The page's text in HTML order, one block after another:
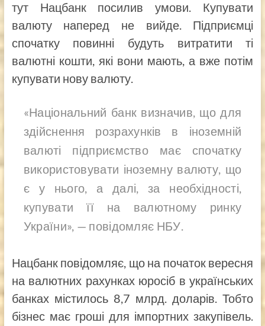
тут Нацбанк посилив умови. Купувати
валюту наперед не вийде. Підприємці
спочатку повинні будуть витратити ті
валютні кошти, які вони мають, а вже потім
купувати нову валюту.
«Національний банк визначив, що для
здійснення розрахунків в іноземній
валюті підприємство має спочатку
використовувати іноземну валюту, що
є у нього, а далі, за необхідності,
купувати її на валютному ринку
України», — повідомляє НБУ.
Нацбанк повідомляє, що на початок вересня
на валютних рахунках юросіб в українських
банках містилось 8,7 млрд. доларів. Тобто
бізнес має гроші для імпортних закупівель.